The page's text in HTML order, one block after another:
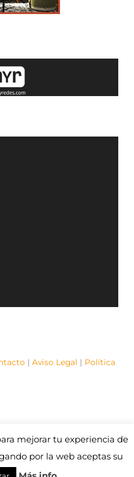
|Aviso Legal | Política
Commons (CC)
Otros contenidos se
mejorar tu experiencia de
por la web aceptas su